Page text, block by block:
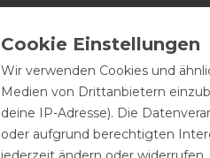
Wir verwenden Cookies und
Medien von Drittanbietern
deine IP-Adresse). Die
oder aufgrund berechtigten
jederzeit ändern oder